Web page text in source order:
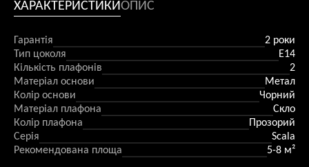
ХАРАКТЕРИСТИКИОПИС
Гарантія
2 роки
Тип цоколя
Е14
Кількість плафонів
2
Матеріал основи
Метал
Колір основи
Чорний
Матеріал плафона
Скло
Колір плафона
Прозорий
Серія
Scala
Рекомендована площа
5-8 м²